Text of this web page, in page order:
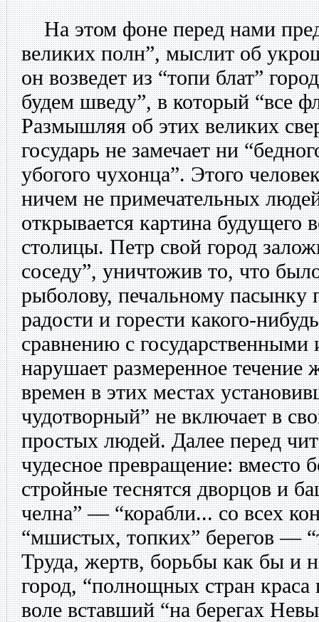
На этом фоне перед нами
великих полн”, мыслит об
он возведет из “топи блат”
будем шведу”, в который “все
Размышляя об этих великих
государь не замечает ни
убогого чухонца”. Этого
ничем не примечательных
открывается картина будущего
столицы. Петр свой город
соседу”, уничтожив то, что
рыболову, печальному пасынку
радости и горести какого-
сравнению с государственными
нарушает размеренное течение
времен в этих местах
чудотворный” не включает в
простых людей. Далее перед
чудесное превращение: вместо
стройные теснятся дворцов и
челна” — “корабли... со всех
“мшистых, топких” берегов —
Труда, жертв, борьбы как бы и
город, “полнощных стран краса
воле вставший “на берегах